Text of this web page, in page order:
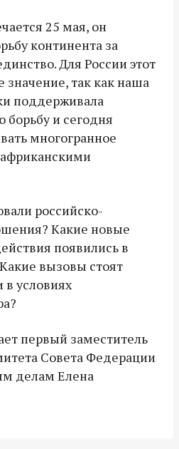
25 мая, он
континента за
Для России этот
значение, так как наша
поддерживала
борьбу и сегодня
многогранное
российско-
Какие новые
появились в
вызовы стоят
условиях
первый заместитель
Совета Федерации
делам Елена